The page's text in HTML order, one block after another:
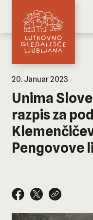
20. Januar 2023
Unima
razpis za
Pengovove